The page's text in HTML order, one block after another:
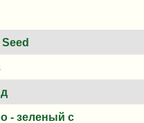
Seed
- зеленый с